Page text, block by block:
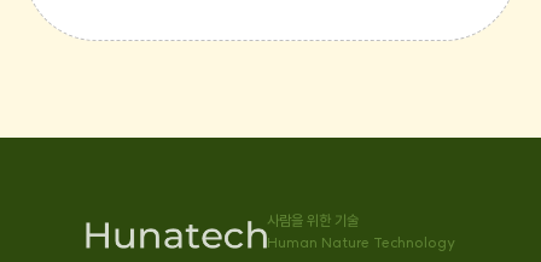
사람을 위한 기술
Human Nature Technology